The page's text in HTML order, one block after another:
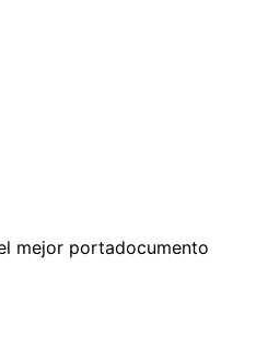
mejor portadocumento